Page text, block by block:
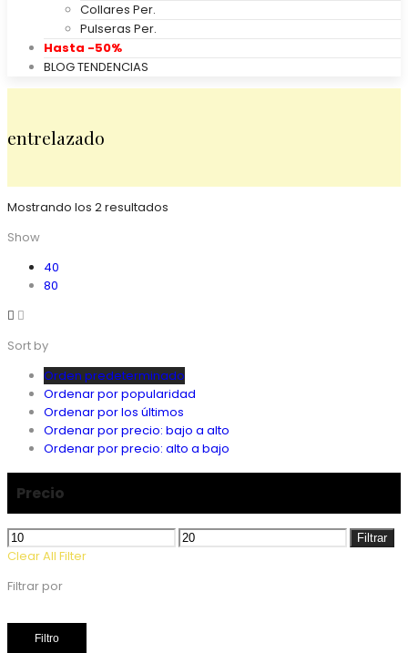
Collares Per.
Pulseras Per.
Hasta -50%
BLOG TENDENCIAS
entrelazado
Mostrando los 2 resultados
Show
40
80
Sort by
Orden predeterminado
Ordenar por popularidad
Ordenar por los últimos
Ordenar por precio: bajo a alto
Ordenar por precio: alto a bajo
Precio
Precio
mínimo
Precio
Filtrar
Clear All Filter
Filtrar por
Filtro